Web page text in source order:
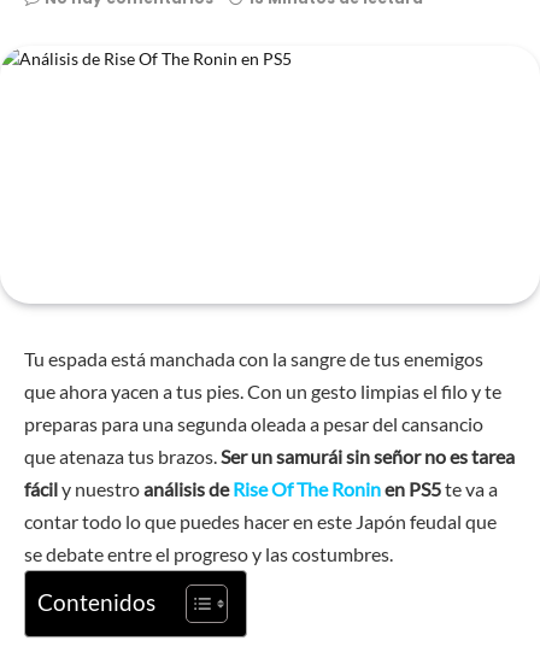
Tu espada está manchada con la sangre de tus enemigos
que ahora yacen a tus pies. Con un gesto limpias el filo y te
preparas para una segunda oleada a pesar del cansancio
que atenaza tus brazos.Ser un samurái sin señor no es tarea
fácily nuestroanálisis deRise Of The Roninen PS5te va a
contar todo lo que puedes hacer en este Japón feudal que
se debate entre el progreso y las costumbres.
Contenidos